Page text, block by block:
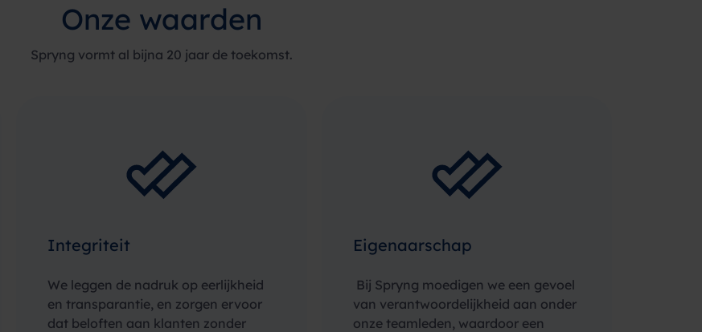
Onze waarden
Spryng vormt al bijna 20 jaar de toekomst.
Integriteit
We leggen de nadruk op eerlijkheid
en transparantie, en zorgen ervoor
dat beloften aan klanten zonder
Eigenaarschap
Bij Spryng moedigen we een gevoel
van verantwoordelijkheid aan onder
onze teamleden, waardoor een